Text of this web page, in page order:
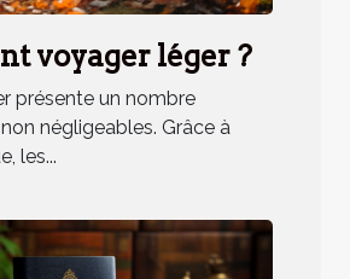
voyager léger ?
présente un nombre
négligeables. Grâce à
les...